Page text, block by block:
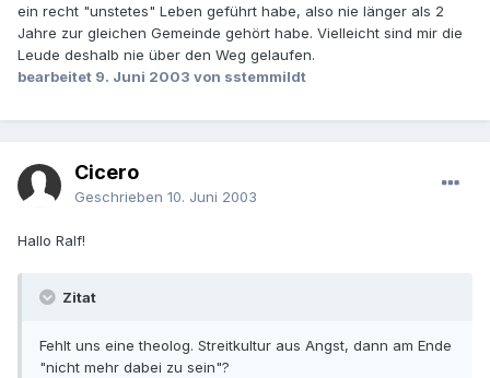
ein recht "unstetes" Leben geführt habe, also nie länger als 2
Jahre zur gleichen Gemeinde gehört habe. Vielleicht sind mir die
Leude deshalb nie über den Weg gelaufen.
bearbeitet 9. Juni 2003 von sstemmildt
Cicero
Geschrieben 10. Juni 2003
Hallo Ralf!
Zitat
Fehlt uns eine theolog. Streitkultur aus Angst, dann am Ende
"nicht mehr dabei zu sein"?